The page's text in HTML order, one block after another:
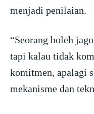
menjadi penilaian.
“Seorang boleh
tapi kalau tidak
komitmen, apalagi
mekanisme dan